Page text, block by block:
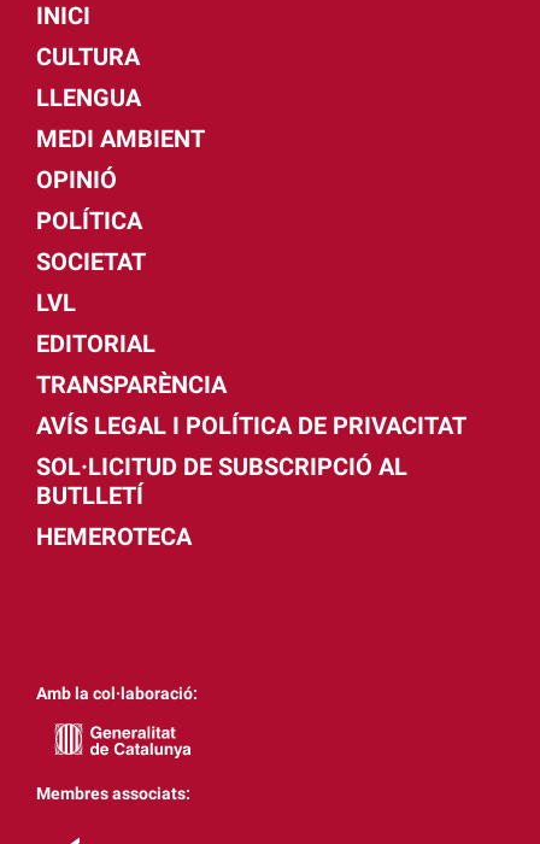
INICI
CULTURA
LLENGUA
MEDI AMBIENT
OPINIÓ
POLÍTICA
SOCIETAT
LVL
EDITORIAL
TRANSPARÈNCIA
AVÍS LEGAL I POLÍTICA DE PRIVACITAT
SOL·LICITUD DE SUBSCRIPCIÓ AL
BUTLLETÍ
HEMEROTECA
Amb la col·laboració:
Membres associats: